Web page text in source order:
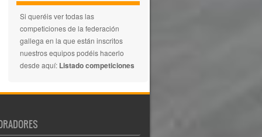
Si queréis ver todas las
competiciones de la federación
gallega en la que están inscritos
nuestros equipos podéis hacerlo
desde aquí: Listado competiciones